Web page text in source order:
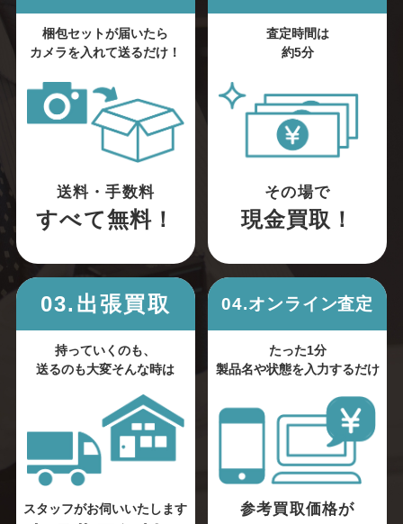
梱包セットが届いたら
カメラを入れて送るだけ！
送料・手数料
すべて無料！
査定時間は
約5分
その場で
現金買取！
03.出張買取
持っていくのも、
送るのも大変そんな時は
スタッフがお伺いいたします
04.オンライン査定
たった1分
製品名や状態を入力するだけ
参考買取価格が